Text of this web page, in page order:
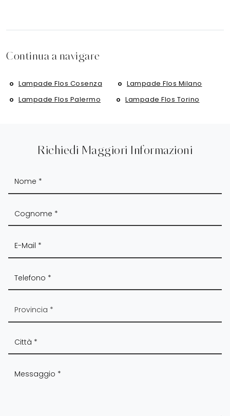
Continua a navigare
Lampade Flos Cosenza
Lampade Flos Milano
Lampade Flos Palermo
Lampade Flos Torino
Richiedi Maggiori Informazioni